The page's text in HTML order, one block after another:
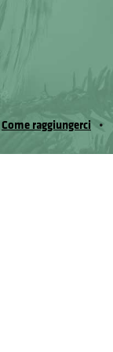
Come raggiungerci